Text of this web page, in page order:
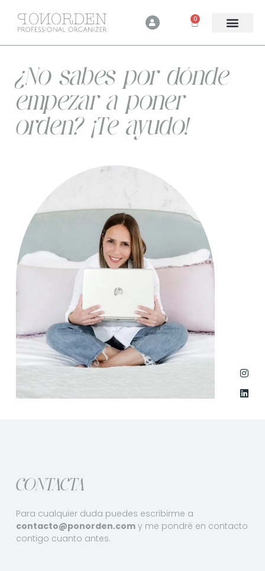
contenido
U
s
e
0
Carrito
¿No sabes por dónde
empezar a poner
orden? ¡Te ayudo!
I
n
s
t
L
i
n
k
CONTACTA
Para cualquier duda puedes escribirme a
contacto@ponorden.comy me pondré en contacto
contigo cuanto antes.